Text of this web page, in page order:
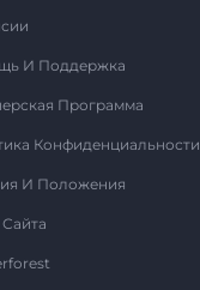
И Поддержка
Программа
Конфиденциальности
И Положения